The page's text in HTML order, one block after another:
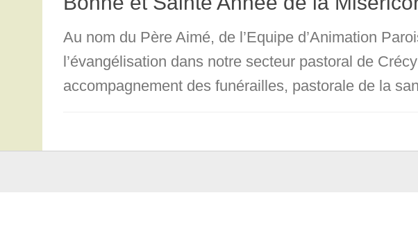
Au nom du Père Aimé, de l’Equipe d’Animation
l’évangélisation dans notre secteur pastoral de
accompagnement des funérailles, pastorale de la